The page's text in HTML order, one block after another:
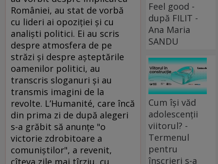
României, au stat de vorbă
cu lideri ai opoziţiei şi cu
analişti politici. Ei au scris
despre atmosfera de pe
străzi şi despre aşteptările
oamenilor politici, au
transcris sloganuri şi au
transmis imagini de la
revolte. L’Humanité, care încă
din prima zi de după alegeri
s-a grăbit să anunţe "o
victorie zdrobitoare a
comuniştilor", a revenit,
cîteva zile mai tîrziu, cu
Feel good -
după FILIT -
Ana Maria
SANDU
Cum își văd
adolescenții
viitorul? -
Termenul
pentru
înscrieri s-a